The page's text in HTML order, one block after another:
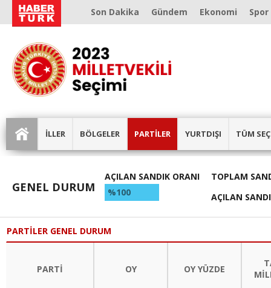
Son Dakika Gündem Ekonomi Spor
İLLER BÖLGELER PARTİLER YURTDIŞI TÜM
GENEL DURUM
AÇILAN SANDIK ORANI
%100
TOPLAM
AÇILAN
PARTİLER GENEL DURUM
PARTİ OY OY YÜZDE